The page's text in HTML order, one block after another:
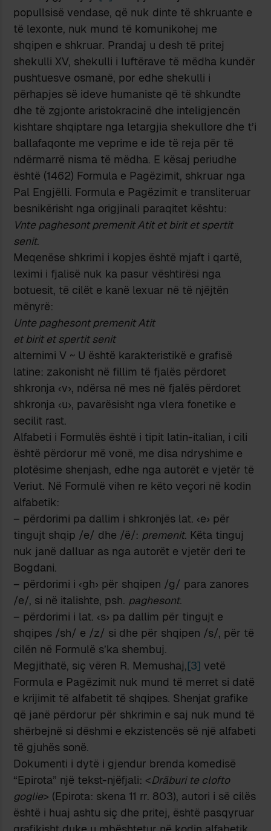
popullsisë vendase, që nuk dinte të shkruante e
të lexonte, nuk mund të komunikohej me
shqipen e shkruar. Prandaj u desh të pritej
shekulli XV, shekulli i luftërave të mëdha kundër
pushtuesve osmanë, por edhe shekulli i
përhapjes së ideve humaniste që të shkundte
dhe të zgjonte aristokracinë dhe inteligjencën
kishtare shqiptare nga letargjia shekullore dhe t’i
ballafaqonte me veprime e ide të reja për të
ndërmarrë nisma të mëdha. E kësaj periudhe
është (1462) Formula e Pagëzimit, shkruar nga
Pal Engjëlli. Formula e Pagëzimit e transliteruar
besnikërisht nga origjinali paraqitet kështu:
Vnte paghesont premenit Atit et birit et spertit
senit.
Meqenëse shkrimi i kopjes është mjaft i qartë,
leximi i fjalisë nuk ka pasur vështirësi nga
botuesit, të cilët e kanë lexuar në të njëjtën
mënyrë:
Unte paghesont premenit Atit
et birit et spertit senit
alternimi V ~ U është karakteristikë e grafisë
latine: zakonisht në fillim të fjalës përdoret
shkronja ‹v›, ndërsa në mes në fjalës përdoret
shkronja ‹u›, pavarësisht nga vlera fonetike e
secilit rast.
Alfabeti i Formulës është i tipit latin-italian, i cili
është përdorur më vonë, me disa ndryshime e
plotësime shenjash, edhe nga autorët e vjetër të
Veriut. Në Formulë vihen re këto veçori në kodin
alfabetik:
– përdorimi pa dallim i shkronjës lat. ‹e› për
tingujt shqip /e/ dhe /ë/: premenit. Këta tinguj
nuk janë dalluar as nga autorët e vjetër deri te
Bogdani.
– përdorimi i ‹gh› për shqipen /g/ para zanores
/e/, si në italishte, psh. paghesont.
– përdorimi i lat. ‹s› pa dallim për tingujt e
shqipes /sh/ e /z/ si dhe për shqipen /s/, për të
cilën në Formulë s’ka shembuj.
Megjithatë, siç vëren R. Memushaj,[3] vetë
Formula e Pagëzimit nuk mund të merret si datë
e krijimit të alfabetit të shqipes. Shenjat grafike
që janë përdorur për shkrimin e saj nuk mund të
shërbejnë si dëshmi e ekzistencës së një alfabeti
të gjuhës sonë.
Dokumenti i dytë i gjendur brenda komedisë
“Epirota” një tekst-njëfjali: <Drãburi te clofto
goglie> (Epirota: skena 11 rr. 803), autori i së cilës
është i huaj ashtu siç dhe pritej, është pasqyruar